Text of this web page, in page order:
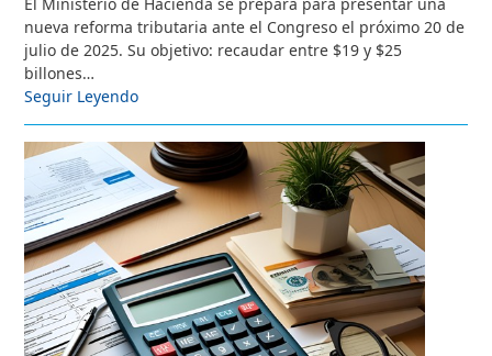
nueva reforma tributaria ante el Congreso el próximo 20 de
julio de 2025. Su objetivo: recaudar entre $19 y $25
billones…
Seguir Leyendo